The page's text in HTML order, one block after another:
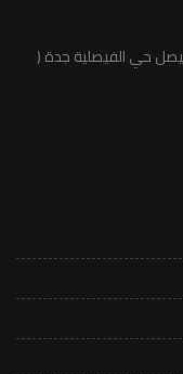
حي الفيصلية جدة (